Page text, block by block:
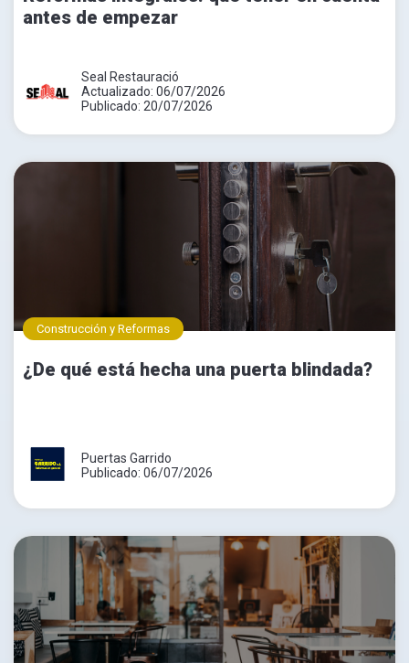
antes de empezar
Seal Restauració
Actualizado: 06/07/2026
Publicado: 20/07/2026
Construcción y Reformas
¿De qué está hecha una puerta blindada?
Puertas Garrido
Publicado: 06/07/2026